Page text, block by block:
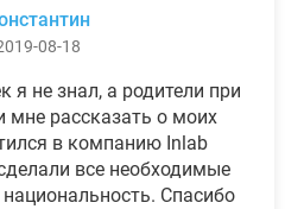
08-18
я не знал, а родители при
мне рассказать о моих
в компанию Inlab
все необходимые
Спасибо